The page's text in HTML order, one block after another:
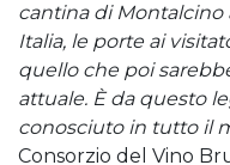
cantina di Montalcino
Italia, le porte ai
quello che poi
attuale. È da questo
conosciuto in tutto il
Consorzio del Vino